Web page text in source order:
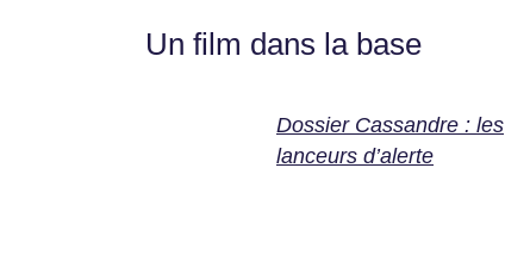
Un film dans la base
Dossier Cassandre : les
lanceurs d’alerte